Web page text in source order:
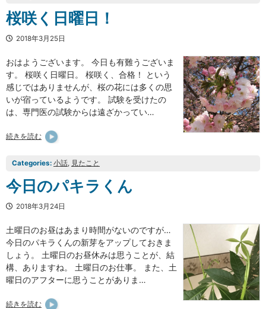
桜咲く日曜日！
2018年3月25日
おはようございます。 今日も有難うございま
す。 桜咲く日曜日。 桜咲く、合格！ という
感じではありませんが、桜の花には多くの思
いが宿っているようです。 試験を受けたの
は、専門医の試験からは遠ざかってい…
続きを読む
Categories: 小話, 見たこと
今日のパキラくん
2018年3月24日
土曜日のお昼はあまり時間がないのですが…
今日のパキラくんの新芽をアップしておきま
しょう。 土曜日のお昼休みは思うことが、結
構、ありますね。 土曜日のお仕事。 また、土
曜日のアフターに思うことがありま…
続きを読む